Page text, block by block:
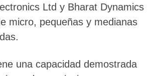
Ltd y Bharat Dynamics
micro, pequeñas y medianas
una capacidad demostrada